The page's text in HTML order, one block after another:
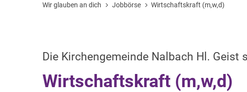
Wir glauben an dich Jobbörse Wirtschaftskraft (m,w,d)
Die Kirchengemeinde Nalbach Hl. Geist
Wirtschaftskraft (m,w,d)